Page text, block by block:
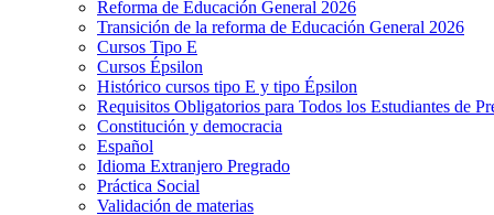
Reforma de Educación General 2026
Transición de la reforma de Educación General 2026
Cursos Tipo E
Cursos Épsilon
Histórico cursos tipo E y tipo Épsilon
Requisitos Obligatorios para Todos los Estudiantes de
Constitución y democracia
Español
Idioma Extranjero Pregrado
Práctica Social
Validación de materias